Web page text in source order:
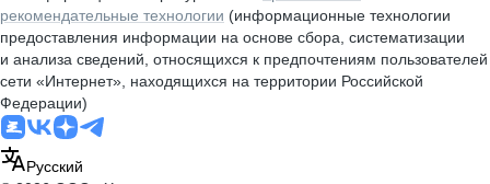
рекомендательные технологии (информационные технологии
предоставления информации на основе сбора, систематизации
и анализа сведений, относящихся к предпочтениям пользователей
сети «Интернет», находящихся на территории Российской
Федерации)
Русский